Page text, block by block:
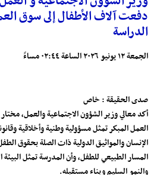
دفعت آلاف الأطفال إلى سوق
الدراسة
الجمعة ١٢ يونيو ٢٠٢٦ الساعة ٠٢:٤٤ مساءً
صدى الحقيقة : خاص
أكد معالي وزير الشؤون الاجتماعية والعمل،
العمل المبكر تمثل مسؤولية وطنية وأخلاقية
الإنسان والمواثيق الدولية ذات الصلة بحقوق
المسار الطبيعي للطفل، وأن المدرسة تمثل البيئة
والنمو السليم وبناء مستقبله.